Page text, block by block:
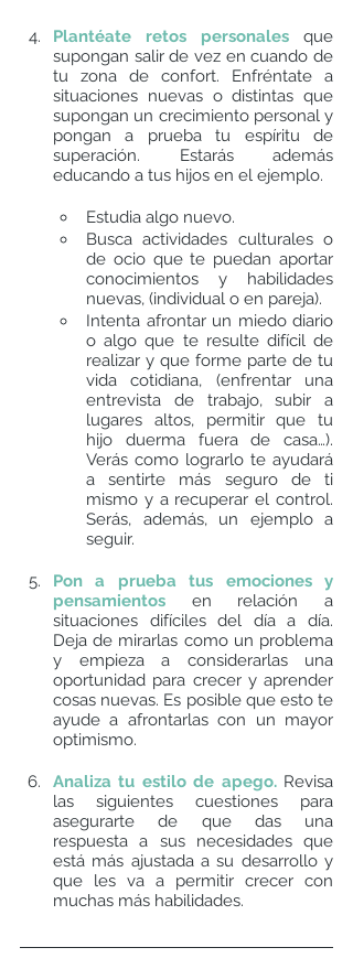
Plantéate retos personales que
supongan salir de vez en cuando de
tu zona de confort. Enfréntate a
situaciones nuevas o distintas que
supongan un crecimiento personal y
pongan a prueba tu espíritu de
superación. Estarás además
educando a tus hijos en el ejemplo.
Estudia algo nuevo.
Busca actividades culturales o
de ocio que te puedan aportar
conocimientos y habilidades
nuevas, (individual o en pareja).
Intenta afrontar un miedo diario
o algo que te resulte difícil de
realizar y que forme parte de tu
vida cotidiana, (enfrentar una
entrevista de trabajo, subir a
lugares altos, permitir que tu
hijo duerma fuera de casa…).
Verás como lograrlo te ayudará
a sentirte más seguro de ti
mismo y a recuperar el control.
Serás, además, un ejemplo a
seguir.
Pon a prueba tus emociones y
pensamientos en relación a
situaciones difíciles del día a día.
Deja de mirarlas como un problema
y empieza a considerarlas una
oportunidad para crecer y aprender
cosas nuevas. Es posible que esto te
ayude a afrontarlas con un mayor
optimismo.
Analiza tu estilo de apego. Revisa
las siguientes cuestiones para
asegurarte de que das una
respuesta a sus necesidades que
está más ajustada a su desarrollo y
que les va a permitir crecer con
muchas más habilidades.